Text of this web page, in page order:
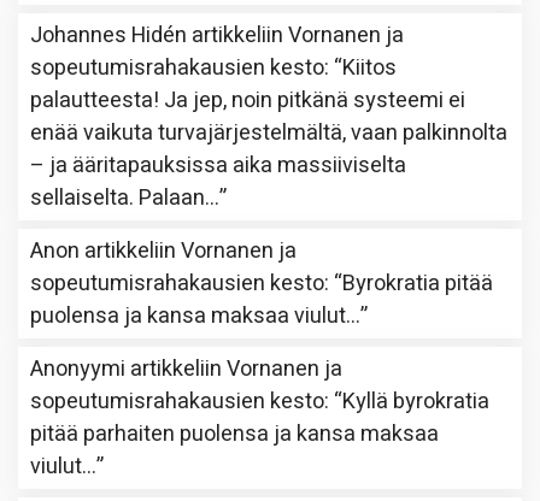
Johannes Hidén artikkeliinVornanen ja
sopeutumisrahakausien kesto: “Kiitos
palautteesta! Ja jep, noin pitkänä systeemi ei
enää vaikuta turvajärjestelmältä, vaan palkinnolta
– ja ääritapauksissa aika massiiviselta
sellaiselta. Palaan…”
Anon artikkeliinVornanen ja
sopeutumisrahakausien kesto: “Byrokratia pitää
puolensa ja kansa maksaa viulut…”
Anonyymi artikkeliinVornanen ja
sopeutumisrahakausien kesto: “Kyllä byrokratia
pitää parhaiten puolensa ja kansa maksaa
viulut…”